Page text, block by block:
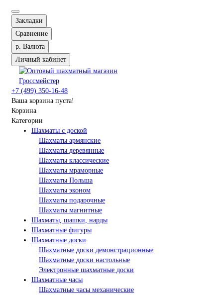
Закладки
Сравнение
р. Валюта
Личный кабинет
+7 (499) 350-16-48
Ваша корзина пуста!
Корзина
Категории
Шахматы с доской
Шахматы армянские
Шахматы деревянные
Шахматы классические
Шахматы мраморные
Шахматы Польша
Шахматы эконом
Шахматы подарочные
Шахматы магнитные
Шахматы, шашки, нарды
Шахматные фигуры
Шахматные доски
Шахматные доски демонстрационные
Шахматные доски настольные
Электронные шахматные доски
Шахматные часы
Шахматные часы механические